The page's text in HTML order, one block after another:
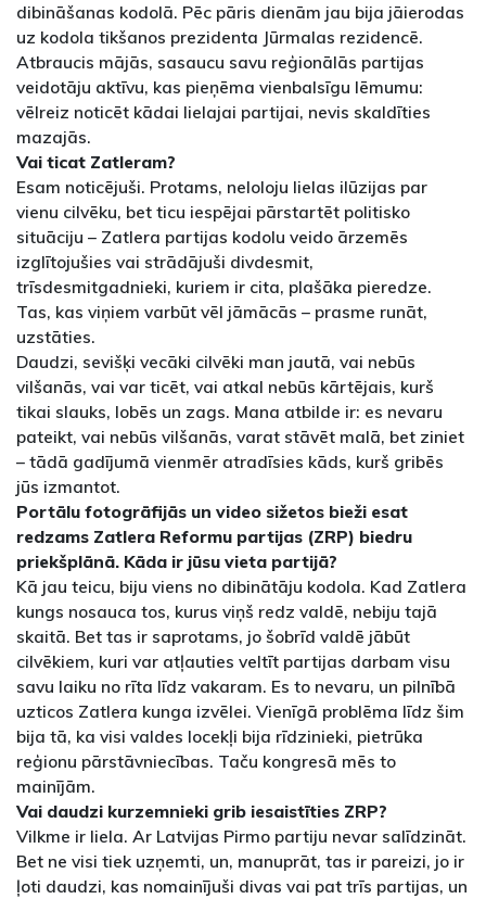
dibināšanas kodolā. Pēc pāris dienām jau bija jāierodas
uz kodola tikšanos prezidenta Jūrmalas rezidencē.
Atbraucis mājās, sasaucu savu reģionālās partijas
veidotāju aktīvu, kas pieņēma vienbalsīgu lēmumu:
vēlreiz noticēt kādai lielajai partijai, nevis skaldīties
mazajās.
Vai ticat Zatleram?
Esam noticējuši. Protams, neloloju lielas ilūzijas par
vienu cilvēku, bet ticu iespējai pārstartēt politisko
situāciju – Zatlera partijas kodolu veido ārzemēs
izglītojušies vai strādājuši divdesmit,
trīsdesmitgadnieki, kuriem ir cita, plašāka pieredze.
Tas, kas viņiem varbūt vēl jāmācās – prasme runāt,
uzstāties.
Daudzi, sevišķi vecāki cilvēki man jautā, vai nebūs
vilšanās, vai var ticēt, vai atkal nebūs kārtējais, kurš
tikai slauks, lobēs un zags. Mana atbilde ir: es nevaru
pateikt, vai nebūs vilšanās, varat stāvēt malā, bet ziniet
– tādā gadījumā vienmēr atradīsies kāds, kurš gribēs
jūs izmantot.
Portālu fotogrāfijās un video sižetos bieži esat
redzams Zatlera Reformu partijas (ZRP) biedru
priekšplānā. Kāda ir jūsu vieta partijā?
Kā jau teicu, biju viens no dibinātāju kodola. Kad Zatlera
kungs nosauca tos, kurus viņš redz valdē, nebiju tajā
skaitā. Bet tas ir saprotams, jo šobrīd valdē jābūt
cilvēkiem, kuri var atļauties veltīt partijas darbam visu
savu laiku no rīta līdz vakaram. Es to nevaru, un pilnībā
uzticos Zatlera kunga izvēlei. Vienīgā problēma līdz šim
bija tā, ka visi valdes locekļi bija rīdzinieki, pietrūka
reģionu pārstāvniecības. Taču kongresā mēs to
mainījām.
Vai daudzi kurzemnieki grib iesaistīties ZRP?
Vilkme ir liela. Ar Latvijas Pirmo partiju nevar salīdzināt.
Bet ne visi tiek uzņemti, un, manuprāt, tas ir pareizi, jo ir
ļoti daudzi, kas nomainījuši divas vai pat trīs partijas, un